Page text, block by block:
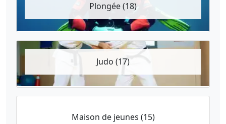
Plongée (18)
Judo (17)
Maison de jeunes (15)